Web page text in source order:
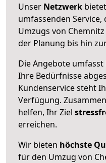
Unser Netzwerk
umfassenden
Umzugs von
der Planung bis hin
Die Angebote
Ihre Bedürfnisse
Kundenservice steht
Verfügung.
helfen, Ihr Ziel
erreichen.
Wir bieten höchste
für den Umzug von